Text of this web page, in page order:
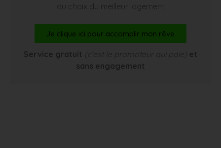
du choix du meilleur logement
Je clique ici pour accomplir mon rêve
Service gratuit (c’est le promoteur qui paie) et
sans engagement